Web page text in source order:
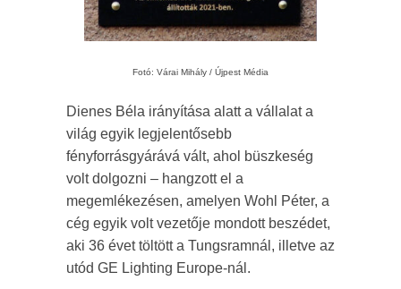
Fotó: Várai Mihály / Újpest Média
Dienes Béla irányítása alatt a vállalat a
világ egyik legjelentősebb
fényforrásgyárává vált, ahol büszkeség
volt dolgozni – hangzott el a
megemlékezésen, amelyen Wohl Péter, a
cég egyik volt vezetője mondott beszédet,
aki 36 évet töltött a Tungsramnál, illetve az
utód GE Lighting Europe-nál.